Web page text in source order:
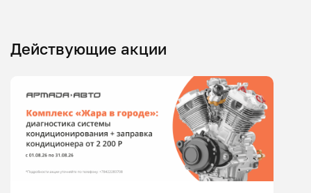
Действующие акции